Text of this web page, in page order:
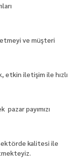
etmeyi ve müşteri
etkin iletişim ile hızlı
payımızı
kalitesi ile